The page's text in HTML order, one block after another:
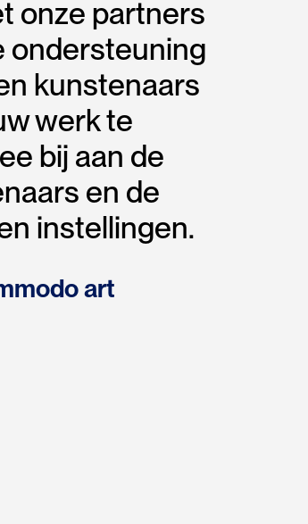
onze partners
ondersteuning
kunstenaars
werk te
bij aan de
en de
instellingen.
art